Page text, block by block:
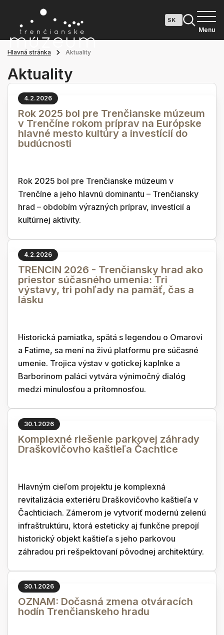
Menu
Hlavná stránka Aktuality
Aktuality
4.2.2026
Rok 2025 bol pre Trenčianske múzeum
v Trenčíne rokom príprav na Európske
hlavné mesto kultúry a investícií do
budúcnosti
Rok 2025 bol pre Trenčianske múzeum v
Trenčíne a jeho hlavnú dominantu – Trenčiansky
hrad – obdobím výrazných príprav, investícií a
kultúrnej aktivity.
4.2.2026
TRENCIN 2026 - Trenčiansky hrad ako
priestor súčasného umenia: Tri
výstavy, tri pohľady na pamäť, čas a
lásku
Historická pamiatka, spätá s legendou o Omarovi
a Fatime, sa mení na živú platformu pre súčasné
umenie. Trojica výstav v gotickej kaplnke a
Barborinom paláci vytvára výnimočný dialóg
medzi minulosťou a prítomnosťou.
30.1.2026
Komplexné riešenie parkovej záhrady
Draškovičovho kaštieľa Čachtice
Hlavným cieľom projektu je komplexná
revitalizácia exteriéru Draškovičovho kaštieľa v
Čachticiach. Zámerom je vytvoriť modernú zelenú
infraštruktúru, ktorá esteticky aj funkčne prepojí
historický objekt kaštieľa s jeho parkovou
záhradou pri rešpektovaní pôvodnej architektúry.
30.1.2026
OZNAM: Dočasná zmena otváracích
hodín Trenčianskeho hradu